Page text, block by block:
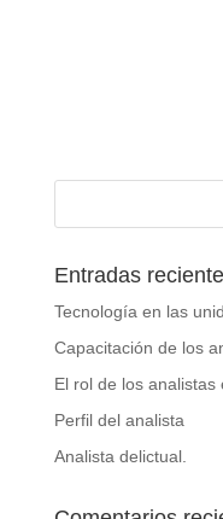
Entradas
Tecnología en las
Capacitación de los
El rol de los
Perfil del analista
Analista delictual.